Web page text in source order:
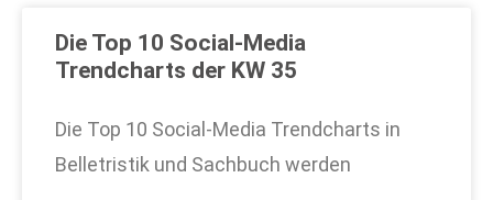
Die Top 10 Social-Media
Trendcharts der KW 35
Die Top 10 Social-Media Trendcharts in
Belletristik und Sachbuch werden